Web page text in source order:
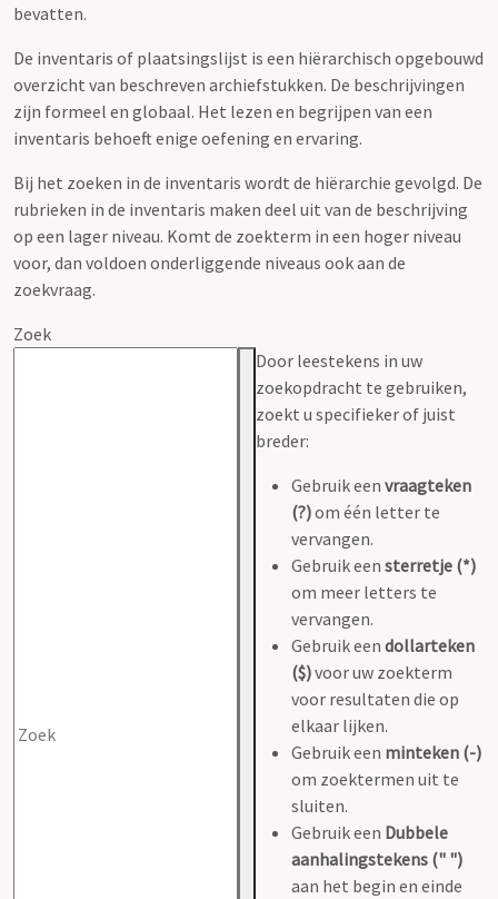
bevatten.
De inventaris of plaatsingslijst is een hiërarchisch opgebouwd
overzicht van beschreven archiefstukken. De beschrijvingen
zijn formeel en globaal. Het lezen en begrijpen van een
inventaris behoeft enige oefening en ervaring.
Bij het zoeken in de inventaris wordt de hiërarchie gevolgd. De
rubrieken in de inventaris maken deel uit van de beschrijving
op een lager niveau. Komt de zoekterm in een hoger niveau
voor, dan voldoen onderliggende niveaus ook aan de
zoekvraag.
Zoek
Door leestekens in uw
zoekopdracht te gebruiken,
zoekt u specifieker of juist
breder:
Gebruik een vraagteken
(?)om één letter te
vervangen.
Gebruik een sterretje (*)
om meer letters te
vervangen.
Gebruik een dollarteken
($)voor uw zoekterm
voor resultaten die op
elkaar lijken.
Gebruik een minteken (-)
om zoektermen uit te
sluiten.
Gebruik een Dubbele
aanhalingstekens (" ")
aan het begin en einde